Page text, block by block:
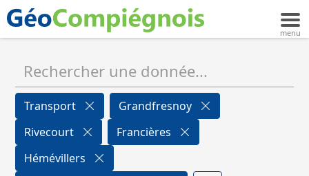
Transport
Grandfresnoy
Rivecourt
Francières
Hémévillers